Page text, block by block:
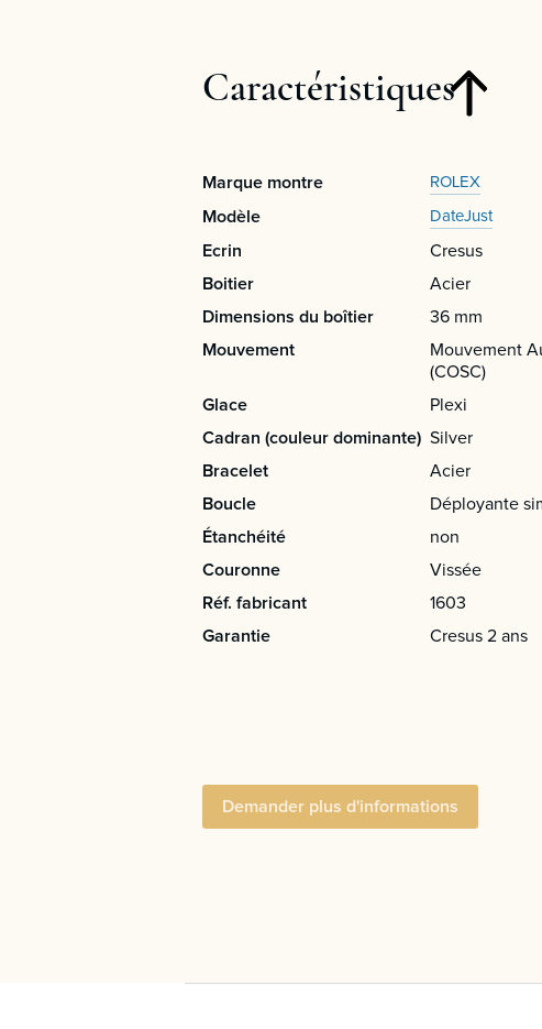
Caractéristiques
Marque montre ROLEX
Modèle DateJust
Ecrin
Cresus
Boitier
Acier
Dimensions du boîtier
36 mm
Mouvement
Mouvement
(COSC)
Glace
Plexi
Cadran (couleur dominante) Silver
Bracelet
Acier
Boucle
Déployante
Étanchéité
non
Couronne
Vissée
Réf. fabricant
1603
Garantie
Cresus 2 ans
Demander plus d'informations